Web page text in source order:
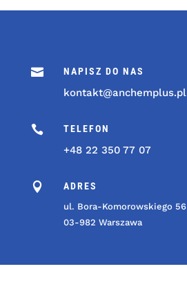
 NAPISZ DO NAS
kontakt@anchemplus.pl
 TELEFON
+48 22 350 77 07
 ADRES
ul. Bora-Komorowskiego 56
03-982 Warszawa